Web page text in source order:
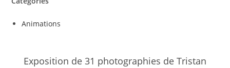
Animations
Exposition de 31 photographies de Tristan